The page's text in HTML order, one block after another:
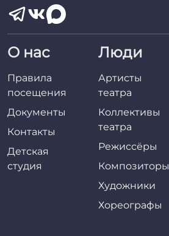
О нас
Правила
посещения
Документы
Контакты
Детская
студия
Люди
Артисты
театра
Коллективы
театра
Режиссёры
Композиторы
Художники
Хореографы